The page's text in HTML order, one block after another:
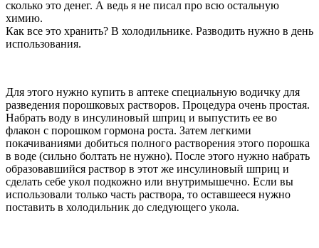
сколько это денег. А ведь я не писал про всю остальную
химию.
Как все это хранить? В холодильнике. Разводить нужно в день
использования.
Для этого нужно купить в аптеке специальную водичку для
разведения порошковых растворов. Процедура очень простая.
Набрать воду в инсулиновый шприц и выпустить ее во
флакон с порошком гормона роста. Затем легкими
покачиваниями добиться полного растворения этого порошка
в воде (сильно болтать не нужно). После этого нужно набрать
образовавшийся раствор в этот же инсулиновый шприц и
сделать себе укол подкожно или внутримышечно. Если вы
использовали только часть раствора, то оставшееся нужно
поставить в холодильник до следующего укола.